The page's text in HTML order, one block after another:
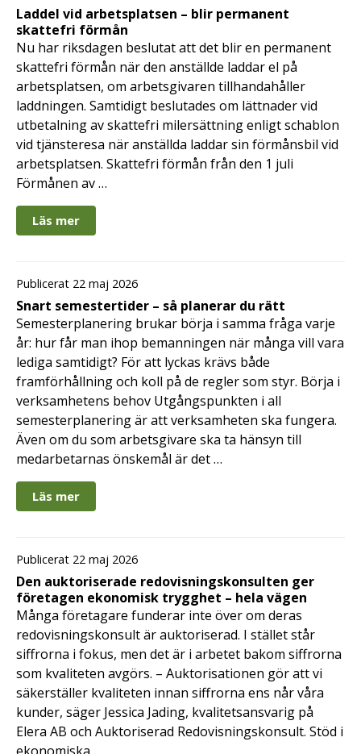
Laddel vid arbetsplatsen – blir permanent
skattefri förmån
Nu har riksdagen beslutat att det blir en permanent
skattefri förmån när den anställde laddar el på
arbetsplatsen, om arbetsgivaren tillhandahåller
laddningen. Samtidigt beslutades om lättnader vid
utbetalning av skattefri milersättning enligt schablon
vid tjänsteresa när anställda laddar sin förmånsbil vid
arbetsplatsen. Skattefri förmån från den 1 juli
Förmånen av …
Läs mer
Publicerat 22 maj 2026
Snart semestertider – så planerar du rätt
Semesterplanering brukar börja i samma fråga varje
år: hur får man ihop bemanningen när många vill vara
lediga samtidigt? För att lyckas krävs både
framförhållning och koll på de regler som styr. Börja i
verksamhetens behov Utgångspunkten i all
semesterplanering är att verksamheten ska fungera.
Även om du som arbetsgivare ska ta hänsyn till
medarbetarnas önskemål är det …
Läs mer
Publicerat 22 maj 2026
Den auktoriserade redovisningskonsulten ger
företagen ekonomisk trygghet – hela vägen
Många företagare funderar inte över om deras
redovisningskonsult är auktoriserad. I stället står
siffrorna i fokus, men det är i arbetet bakom siffrorna
som kvaliteten avgörs. – Auktorisationen gör att vi
säkerställer kvaliteten innan siffrorna ens når våra
kunder, säger Jessica Jading, kvalitetsansvarig på
Elera AB och Auktoriserad Redovisningskonsult. Stöd i